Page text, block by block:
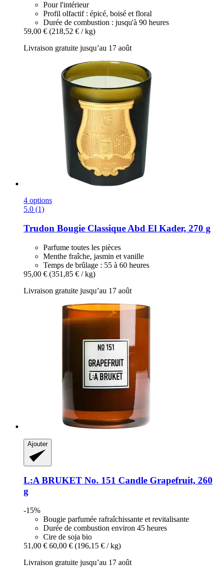
Pour l'intérieur
Profil olfactif : épicé, boisé et floral
Durée de combustion : jusqu'à 90 heures
59,00 € (218,52 € / kg)
Livraison gratuite jusqu’au 17 août
4 options
5.0 (1)
Trudon Bougie Classique Abd El Kader, 270 g
Parfume toutes les pièces
Menthe fraîche, jasmin et vanille
Temps de brûlage : 55 à 60 heures
95,00 € (351,85 € / kg)
Livraison gratuite jusqu’au 17 août
Ajouter
L:A BRUKET No. 151 Candle Grapefruit, 260
g
-15%
Bougie parfumée rafraîchissante et revitalisante
Durée de combustion environ 45 heures
Cire de soja bio
51,00 € 60,00 € (196,15 € / kg)
Livraison gratuite jusqu’au 17 août